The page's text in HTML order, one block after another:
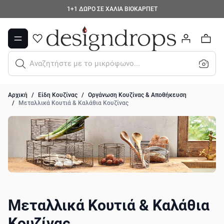
1+1 ΔΩΡΟ ΣΕ ΧΑΛΙΑ ΒΙΟΚΑΡΠΕΤ
Μετάβαση στο περιεχόμενο
0
Βρείτ
Αρχική / Είδη Κουζίνας / Οργάνωση Κουζίνας & Αποθήκευση
/
Μεταλλικά Κουτιά & Καλάθια Κουζίνας
Μεταλλικά Κουτιά & Καλάθια